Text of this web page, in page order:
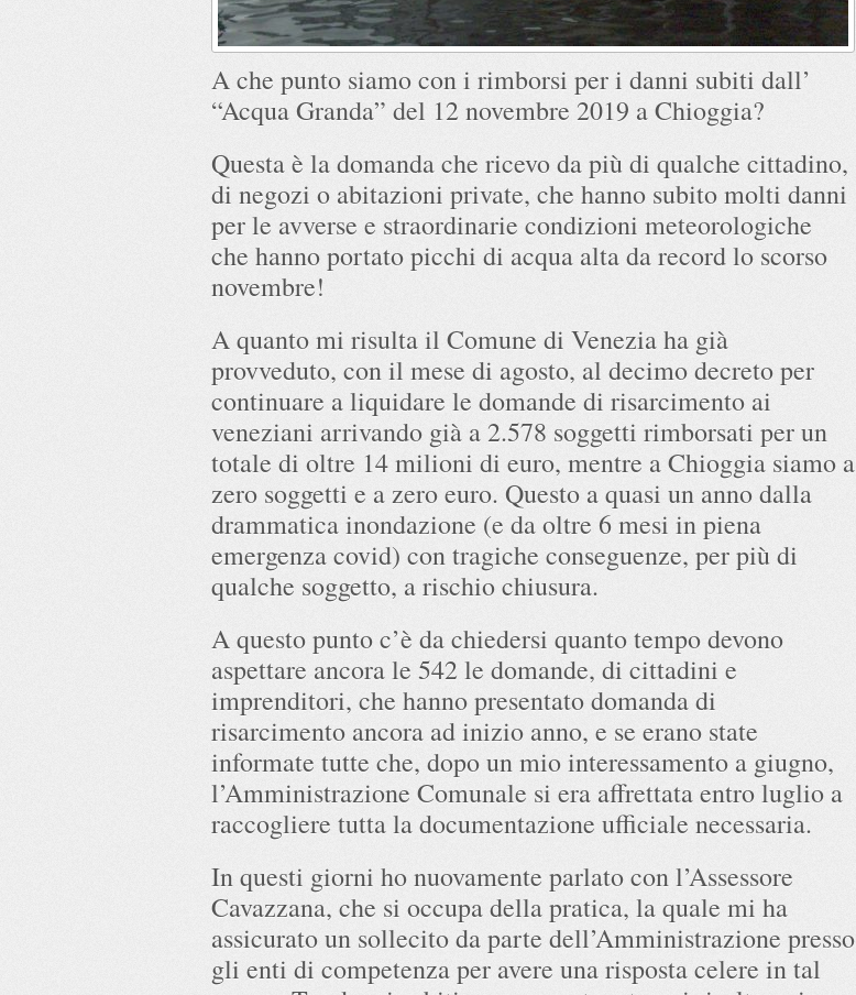
A che punto siamo con i rimborsi per i danni subiti dall’
“Acqua Granda” del 12 novembre 2019 a Chioggia?
Questa è la domanda che ricevo da più di qualche cittadino,
di negozi o abitazioni private, che hanno subito molti danni
per le avverse e straordinarie condizioni meteorologiche
che hanno portato picchi di acqua alta da record lo scorso
novembre!
A quanto mi risulta il Comune di Venezia ha già
provveduto, con il mese di agosto, al decimo decreto per
continuare a liquidare le domande di risarcimento ai
veneziani arrivando già a 2.578 soggetti rimborsati per un
totale di oltre 14 milioni di euro, mentre a Chioggia siamo a
zero soggetti e a zero euro. Questo a quasi un anno dalla
drammatica inondazione (e da oltre 6 mesi in piena
emergenza covid) con tragiche conseguenze, per più di
qualche soggetto, a rischio chiusura.
A questo punto c’è da chiedersi quanto tempo devono
aspettare ancora le 542 le domande, di cittadini e
imprenditori, che hanno presentato domanda di
risarcimento ancora ad inizio anno, e se erano state
informate tutte che, dopo un mio interessamento a giugno,
l’Amministrazione Comunale si era affrettata entro luglio a
raccogliere tutta la documentazione ufficiale necessaria.
In questi giorni ho nuovamente parlato con l’Assessore
Cavazzana, che si occupa della pratica, la quale mi ha
assicurato un sollecito da parte dell’Amministrazione presso
gli enti di competenza per avere una risposta celere in tal